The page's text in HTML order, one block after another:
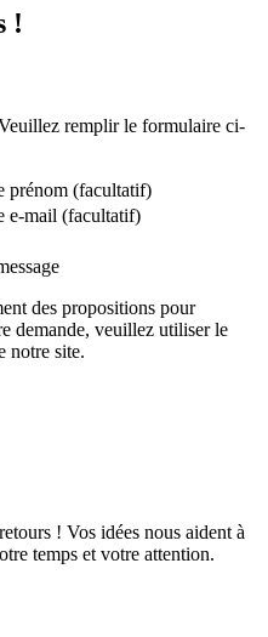
!
remplir le formulaire ci-
prénom (facultatif)
e-mail (facultatif)
des propositions pour
demande, veuillez utiliser le
notre site.
! Vos idées nous aident à
temps et votre attention.